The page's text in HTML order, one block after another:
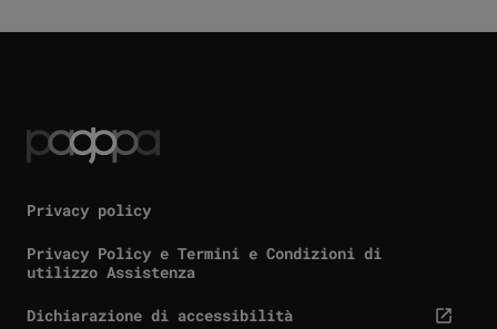
Privacy policy
Privacy Policy e Termini e Condizioni di
utilizzo Assistenza
Dichiarazione di accessibilità
cta.screenReaderExternal